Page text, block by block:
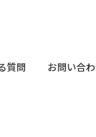
質問 お問い合